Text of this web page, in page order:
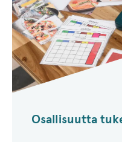
Osallisuutta